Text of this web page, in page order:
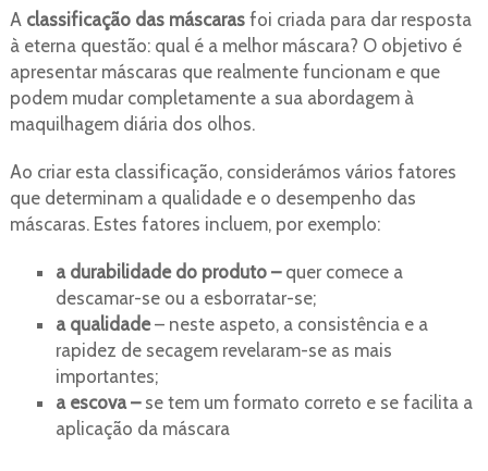
A classificação das máscarasfoi criada para dar resposta
à eterna questão: qual é a melhor máscara? O objetivo é
apresentar máscaras que realmente funcionam e que
podem mudar completamente a sua abordagem à
maquilhagem diária dos olhos.
Ao criar esta classificação, considerámos vários fatores
que determinam a qualidade e o desempenho das
máscaras. Estes fatores incluem, por exemplo:
a durabilidade do produto –quer comece a
descamar-se ou a esborratar-se;
a qualidade– neste aspeto, a consistência e a
rapidez de secagem revelaram-se as mais
importantes;
a escova –se tem um formato correto e se facilita a
aplicação da máscara